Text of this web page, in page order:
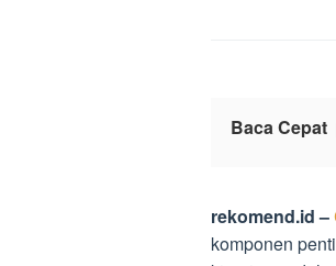
Baca Cepat
rekomend.id –
komponen